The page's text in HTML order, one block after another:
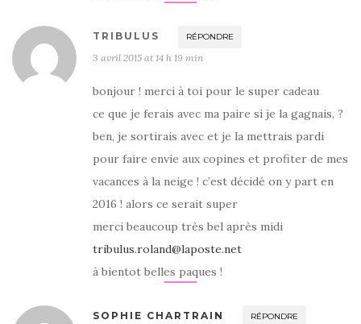
TRIBULUS RÉPONDRE
3 avril 2015 at 14 h 19 min
bonjour ! merci à toi pour le super cadeau
ce que je ferais avec ma paire si je la gagnais, ?
ben, je sortirais avec et je la mettrais pardi
pour faire envie aux copines et profiter de mes
vacances à la neige ! c’est décidé on y part en
2016 ! alors ce serait super
merci beaucoup très bel après midi
tribulus.roland@laposte.net
à bientot belles paques !
SOPHIE CHARTRAIN RÉPONDRE